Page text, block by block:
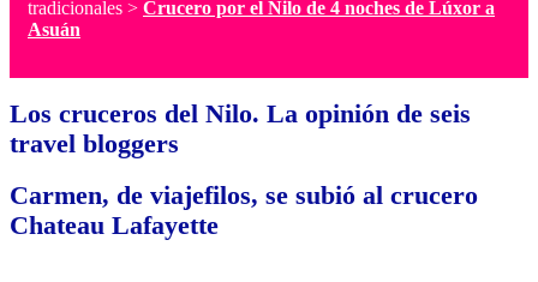
tradicionales > Crucero por el Nilo de 4 noches de Lúxor a
Asuán
Los cruceros del Nilo. La opinión de seis
travel bloggers
Carmen, de viajefilos, se subió al crucero
Chateau Lafayette